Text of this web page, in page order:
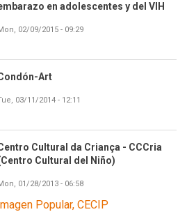
en adolescentes y del VIH
02/09/2015 - 09:29
Art
03/11/2014 - 12:11
Cultural da Criança - CCCria
Cultural del Niño)
01/28/2013 - 06:58
Popular, CECIP